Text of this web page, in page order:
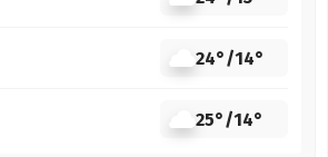
24°/14°
25°/14°